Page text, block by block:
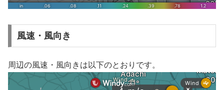
風速・風向き
周辺の風速・風向きは以下のとおりです。